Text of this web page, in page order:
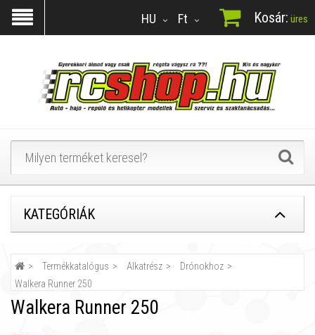
Ft
HU Kosár: üres
KATEGÓRIÁK
Termékkatalógus Alkatrész
Drónokhoz
Walkera Runner 250
Walkera Runner 250